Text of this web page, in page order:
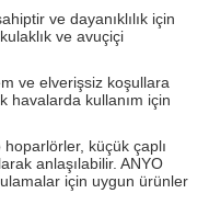
ve dayanıklılık için
ve avuçiçi
ve elverişsiz koşullara
havalarda kullanım için
hoparlörler, küçük çaplı
anlaşılabilir. ANYO
için uygun ürünler